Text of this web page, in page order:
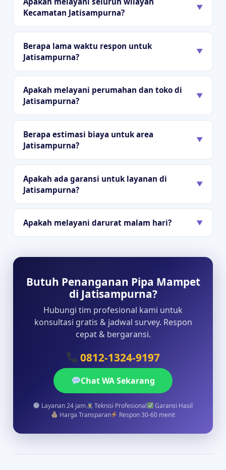
Kecamatan Jatisampurna?
▼
Berapa lama waktu respon untuk
Jatisampurna?
▼
Apakah melayani perumahan dan toko di
Jatisampurna?
▼
Berapa estimasi biaya untuk area
Jatisampurna?
▼
Apakah ada garansi untuk layanan di
Jatisampurna?
▼
Apakah melayani darurat malam hari? ▼
Butuh Penanganan Pipa Mampet
di Jatisampurna?
Hubungi tim profesional kami untuk
konsultasi gratis & jadwal survey. Respon
cepat & bergaransi.
0812-1324-9197
Chat WA Sekarang
Layanan 24 jam Teknisi Profesional
Garansi Hasil
Harga Transparan
Respon 30-60 menit